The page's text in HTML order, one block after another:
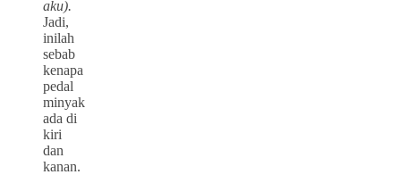
aku).
Jadi,
inilah
sebab
kenapa
pedal
minyak
ada di
kiri
dan
kanan.